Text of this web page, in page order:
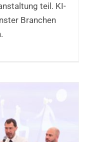
teil. KI-
Branchen